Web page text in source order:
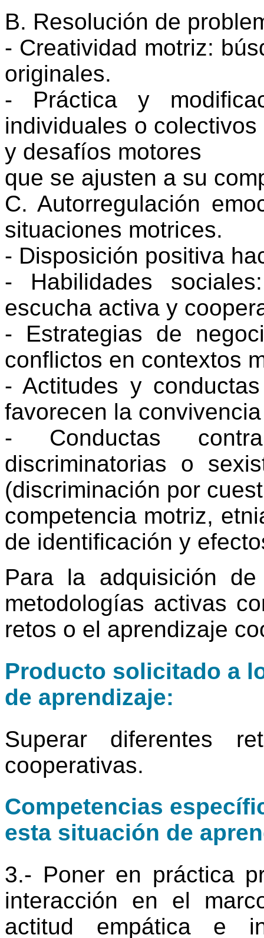
B. Resolución de
- Creatividad motriz:
originales.
- Práctica y
individuales o
y desafíos motores
que se ajusten a su
C. Autorregulación
situaciones motrices.
- Disposición positiva
- Habilidades
escucha activa y
- Estrategias de
conflictos en contextos
- Actitudes y
favorecen la
- Conductas
discriminatorias o
(discriminación por
competencia motriz,
de identificación y
Para la adquisición
metodologías activas
retos o el aprendizaje
Producto solicitado a
de aprendizaje:
Superar diferentes
cooperativas.
Competencias
esta situación de
3.- Poner en práctica
interacción en el
actitud empática e